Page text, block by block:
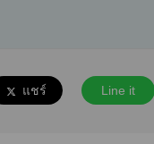
แชร์ Line it